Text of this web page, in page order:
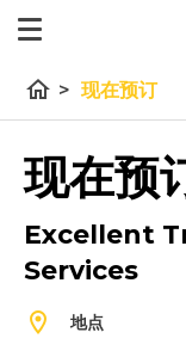
home > 现在预订
现在预
Excellent
Services
location_on 地点